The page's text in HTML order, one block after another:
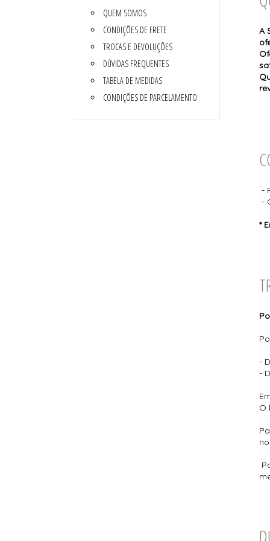
QUEM SOMOS
CONDIÇÕES DE FRETE
TROCAS E DEVOLUÇÕES
DÚVIDAS FREQUENTES
TABELA DE MEDIDAS
CONDIÇÕES DE PARCELAMENTO
A
-
-
*
-
-
O